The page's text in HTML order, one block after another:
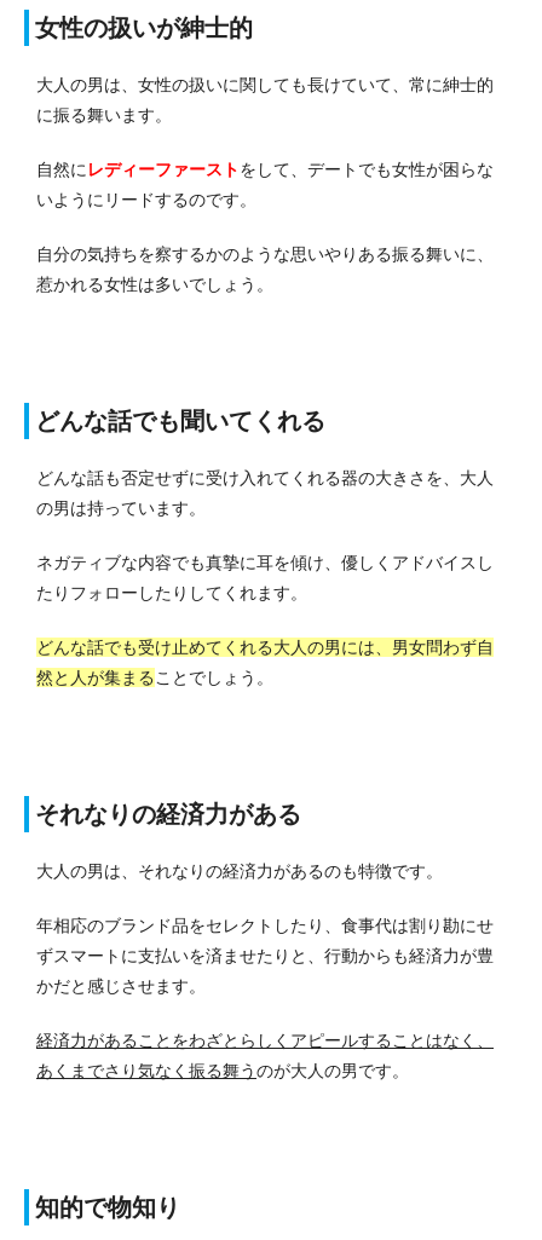
女性の扱いが紳士的
大人の男は、女性の扱いに関しても長けていて、常に紳士的
に振る舞います。
自然に レディーファーストをして、デートでも女性が困らな
いようにリードするのです。
自分の気持ちを察するかのような思いやりある振る舞いに、
惹かれる女性は多いでしょう。
どんな話でも聞いてくれる
どんな話も否定せずに受け入れてくれる器の大きさを、大人
の男は持っています。
ネガティブな内容でも真摯に耳を傾け、優しくアドバイスし
たりフォローしたりしてくれます。
どんな話でも受け止めてくれる大人の男には、男女問わず自
然と人が集まる ことでしょう。
それなりの経済力がある
大人の男は、それなりの経済力があるのも特徴です。
年相応のブランド品をセレクトしたり、食事代は割り勘にせ
ずスマートに支払いを済ませたりと、行動からも経済力が豊
かだと感じさせます。
経済力があることをわざとらしくアピールすることはなく、
あくまでさり気なく振る舞うのが大人の男です。
知的で物知り